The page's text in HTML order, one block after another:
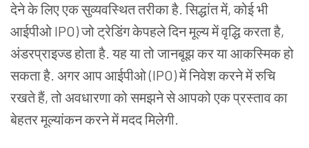
देने के लिए एक सुव्यवस्थित तरीका है. सिद्धांत में, कोई भी
आईपीओ IPO) जो ट्रेडिंग केपहले दिन मूल्य में वृद्धि करता है,
अंडरप्राइज्ड होता है. यह या तो जानबूझ कर या आकस्मिक हो
सकता है. अगर आप आईपीओ (IPO) में निवेश करने में रुचि
रखते हैं, तो अवधारणा को समझने से आपको एक प्रस्ताव का
बेहतर मूल्यांकन करने में मदद मिलेगी.